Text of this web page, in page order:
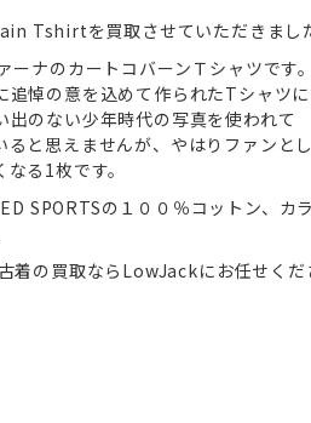
Tshirtを買取させていただきまし
ーナのカートコバーンＴシャツです。
追悼の意を込めて作られたTシャツに
出のない少年時代の写真を使われて
ると思えませんが、やはりファンと
る1枚です。
SPORTSの１００％コットン、カ
着の買取ならLowJackにお任せくだ